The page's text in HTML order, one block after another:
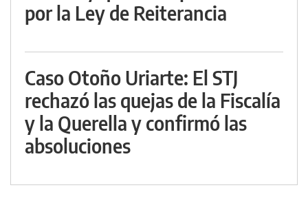
por la Ley de Reiterancia
Caso Otoño Uriarte: El STJ
rechazó las quejas de la Fiscalía
y la Querella y confirmó las
absoluciones